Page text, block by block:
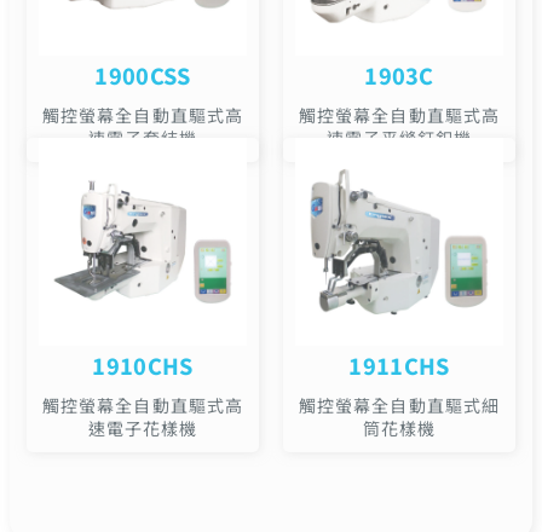
1900CSS
觸控螢幕全自動直驅式高
速電子套結機
1903C
觸控螢幕全自動直驅式高
速電子平縫釘釦機
1910CHS
觸控螢幕全自動直驅式高
速電子花樣機
1911CHS
觸控螢幕全自動直驅式細
筒花樣機